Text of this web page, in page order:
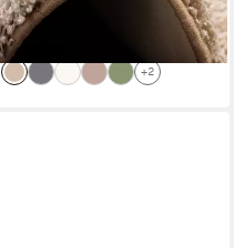
-45%
lieferbar - in 5-6 Werktagen bei dir
+2